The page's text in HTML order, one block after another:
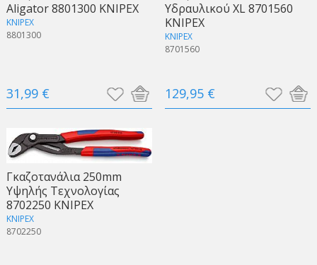
Aligator 8801300 KNIPEX
KNIPEX
8801300
31,99 €
Υδραυλικού ΧL 8701560
KNIPEX
KNIPEX
8701560
129,95 €
Γκαζοτανάλια 250mm
Υψηλής Τεχνολογίας
8702250 KNIPEX
KNIPEX
8702250